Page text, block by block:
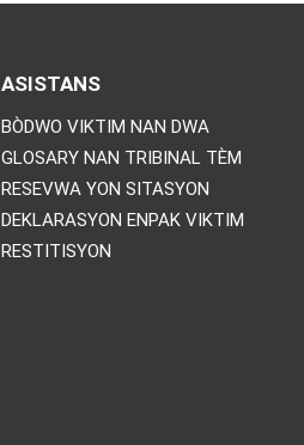
ASISTANS
BÒDWO VIKTIM NAN DWA
GLOSARY NAN TRIBINAL TÈM
RESEVWA YON SITASYON
DEKLARASYON ENPAK VIKTIM
RESTITISYON